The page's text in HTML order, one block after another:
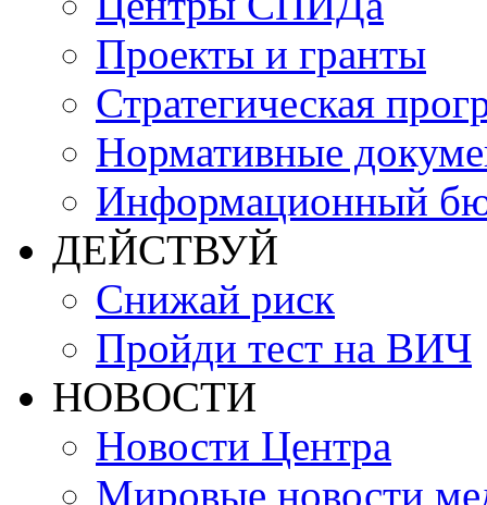
Проекты и гранты
Стратегическая
Нормативные
Информационный
ДЕЙСТВУЙ
Снижай риск
Пройди тест на ВИЧ
НОВОСТИ
Новости Центра
Мировые новости